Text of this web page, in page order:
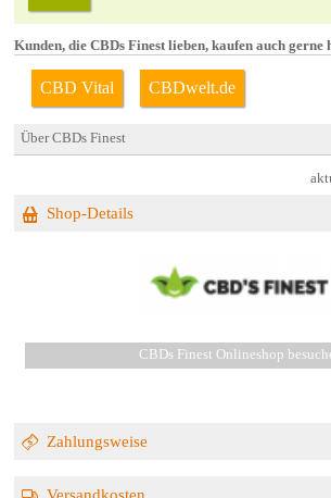
Kunden, die CBDs Finest lieben, kaufen auch gerne
CBD Vital CBDwelt.de
Über CBDs Finest
Shop-Details
CBDs Finest Onlineshop
Zahlungsweise
Versandkosten